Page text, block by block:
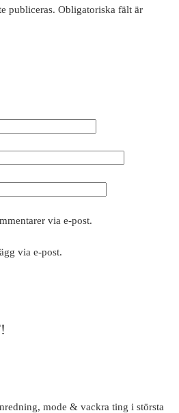
publiceras. Obligatoriska fält är
via e-post.
via e-post.
mode & vackra ting i största